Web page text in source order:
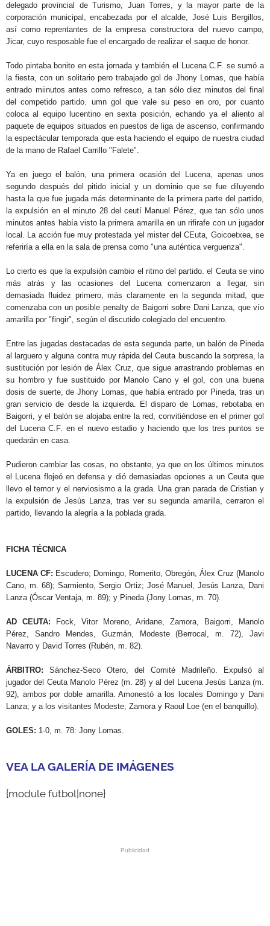
delegado provincial de Turismo, Juan Torres, y la mayor parte de la
corporación municipal, encabezada por el alcalde, José Luis Bergillos,
así como reprentantes de la empresa constructora del nuevo campo,
Jicar, cuyo resposable fue el encargado de realizar el saque de honor.
Todo pintaba bonito en esta jornada y también el Lucena C.F. se sumó a
la fiesta, con un solitario pero trabajado gol de Jhony Lomas, que había
entrado miinutos antes como refresco, a tan sólo diez minutos del final
del competido partido. umn gol que vale su peso en oro, por cuanto
coloca al equipo lucentino en sexta posición, echando ya el aliento al
paquete de equipos situados en puestos de liga de ascenso, confirmando
la espectácular temporada que esta haciendo el equipo de nuestra ciudad
de la mano de Rafael Carrillo "Falete".
Ya en juego el balón, una primera ocasión del Lucena, apenas unos
segundo después del pitido inicial y un dominio que se fue diluyendo
hasta la que fue jugada más determinante de la primera parte del partido,
la expulsión en el minuto 28 del ceutí Manuel Pérez, que tan sólo unos
minutos antes había visto la primera amarilla en un rifirafe con un jugador
local. La acción fue muy protestada yel mister del CEuta, Goicoetxea, se
referiría a ella en la sala de prensa como "una auténtica verguenza".
Lo cierto es que la expulsión cambio el ritmo del partido. el Ceuta se vino
más atrás y las ocasiones del Lucena comenzaron a llegar, sin
demasiada fluidez primero, más claramente en la segunda mitad, que
comenzaba con un posible penalty de Baigorri sobre Dani Lanza, que vío
amarilla por "fingir", según el discutido colegiado del encuentro.
Entre las jugadas destacadas de esta segunda parte, un balón de Pineda
al larguero y alguna contra muy rápida del Ceuta buscando la sorpresa, la
sustitución por lesión de Álex Cruz, que sigue arrastrando problemas en
su hombro y fue sustituido por Manolo Cano y el gol, con una buena
dosis de suerte, de Jhony Lomas, que había entrado por Pineda, tras un
gran servicio de desde la izquierda. El disparo de Lomas, rebotaba en
Baigorri, y el balón se alojaba entre la red, convitiéndose en el primer gol
del Lucena C.F. en el nuevo estadio y haciendo que los tres puntos se
quedarán en casa.
Pudieron cambiar las cosas, no obstante, ya que en los últimos minutos
el Lucena flojeó en defensa y dió demasiadas opciones a un Ceuta que
llevo el temor y el nerviosismo a la grada. Una gran parada de Cristian y
la expulsión de Jesús Lanza, tras ver su segunda amarilla, cerraron el
partido, llevando la alegría a la poblada grada.
FICHA TÉCNICA
LUCENA CF: Escudero; Domingo, Romerito, Obregón, Álex Cruz (Manolo
Cano, m. 68); Sarmiento, Sergio Ortiz; José Manuel, Jesús Lanza, Dani
Lanza (Óscar Ventaja, m. 89); y Pineda (Jony Lomas, m. 70).
AD CEUTA: Fock, Vitor Moreno, Aridane, Zamora, Baigorri, Manolo
Pérez, Sandro Mendes, Guzmán, Modeste (Berrocal, m. 72), Javi
Navarro y David Torres (Rubén, m. 82).
ÁRBITRO: Sánchez-Seco Otero, del Comité Madrileño. Expulsó al
jugador del Ceuta Manolo Pérez (m. 28) y al del Lucena Jesús Lanza (m.
92), ambos por doble amarilla. Amonestó a los locales Domingo y Dani
Lanza; y a los visitantes Modeste, Zamora y Raoul Loe (en el banquillo).
GOLES: 1-0, m. 78: Jony Lomas.
VEA LA GALERÍA DE IMÁGENES
{module futbol|none}